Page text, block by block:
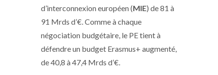
d’interconnexion européen (MIE) de 81 à
91 Mrds d’€. Comme à chaque
négociation budgétaire, le PE tient à
défendre un budget Erasmus+ augmenté,
de 40,8 à 47,4 Mrds d’€.